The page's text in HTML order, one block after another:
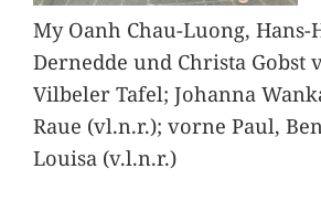
My Oanh Chau-Luong,
Dernedde und Christa Gobst
Vilbeler Tafel; Johanna
Raue (vl.n.r.); vorne Paul,
Louisa (v.l.n.r.)